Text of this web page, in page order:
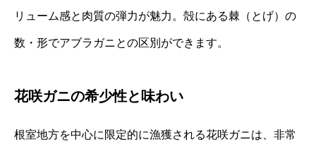
リューム感と肉質の弾力が魅力。殻にある棘（とげ）の
数・形でアブラガニとの区別ができます。
花咲ガニの希少性と味わい
根室地方を中心に限定的に漁獲される花咲ガニは、非常